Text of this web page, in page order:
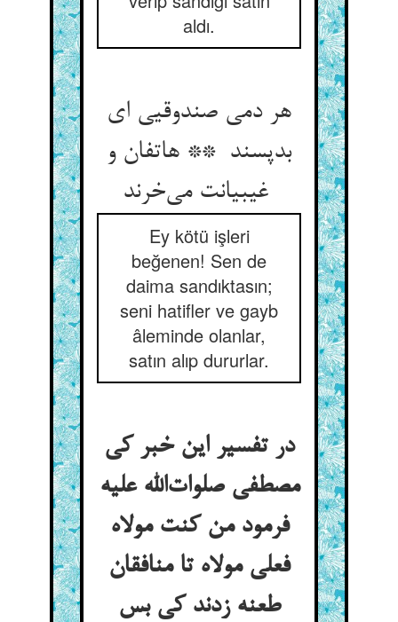
aldı.
هر دمی صندوقیی ای
بدپسند ** هاتفان و
Ey kötü işleri
beğenen! Sen de
daima sandıktasın;
seni hatifler ve gayb
âleminde olanlar,
satın alıp dururlar.
در تفسیر این خبر کی
مصطفی صلوات‌الله علیه
فرمود من کنت مولاه
فعلی مولاه تا منافقان
طعنه زدند کی بس